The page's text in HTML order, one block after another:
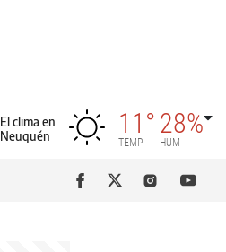
El clima en
Neuquén
11°
TEMP
28%
HUM